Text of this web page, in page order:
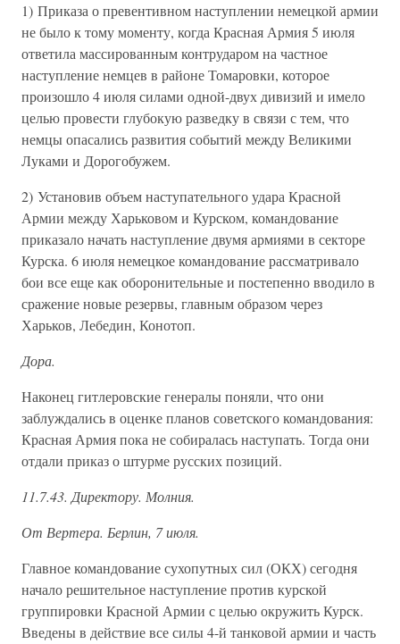
1) Приказа о превентивном наступлении немецкой армии
не было к тому моменту, когда Красная Армия 5 июля
ответила массированным контрударом на частное
наступление немцев в районе Томаровки, которое
произошло 4 июля силами одной-двух дивизий и имело
целью провести глубокую разведку в связи с тем, что
немцы опасались развития событий между Великими
Луками и Дорогобужем.
2) Установив объем наступательного удара Красной
Армии между Харьковом и Курском, командование
приказало начать наступление двумя армиями в секторе
Курска. 6 июля немецкое командование рассматривало
бои все еще как оборонительные и постепенно вводило в
сражение новые резервы, главным образом через
Харьков, Лебедин, Конотоп.
Дора.
Наконец гитлеровские генералы поняли, что они
заблуждались в оценке планов советского командования:
Красная Армия пока не собиралась наступать. Тогда они
отдали приказ о штурме русских позиций.
11.7.43. Директору. Молния.
От Вертера. Берлин, 7 июля.
Главное командование сухопутных сил (ОКХ) сегодня
начало решительное наступление против курской
группировки Красной Армии с целью окружить Курск.
Введены в действие все силы 4-й танковой армии и часть